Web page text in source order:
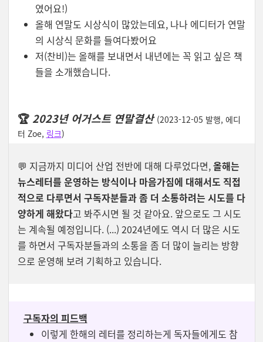
였어요!)
올해 연말도 시상식이 많았는데요, 나나 에디터가 연말
의 시상식 문화를 들여다봤어요
저(찬비)는 올해를 보내면서 내년에는 꼭 읽고 싶은 책
들을 소개했습니다.
🏆 2023년 어거스트 연말결산 (2023-12-05 발행, 에디
터 Zoe, 링크)
💬 지금까지 미디어 산업 전반에 대해 다루었다면,올해는
뉴스레터를 운영하는 방식이나 마음가짐에 대해서도 직접
적으로 다루면서 구독자분들과 좀 더 소통하려는 시도를 다
양하게 해왔다고 봐주시면 될 것 같아요. 앞으로도 그 시도
는 계속될 예정입니다. (...) 2024년에도 역시 더 많은 시도
를 하면서 구독자분들과의 소통을 좀 더 많이 늘리는 방향
으로 운영해 보려 기획하고 있습니다.
구독자의 피드백
이렇게 한해의 레터를 정리하는게 독자들에게도 참